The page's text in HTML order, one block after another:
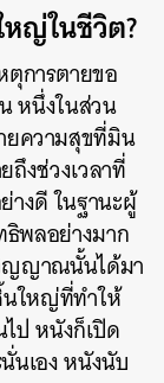
ญ่ในชีวิต?
การตายขอ
หนึ่งในส่วน
ความสุขที่มิน
งช่วงเวลาที่
างดี ในฐานะผู้
พลอย่างมาก
ญญาณนั้นได้มา
นใหญ่ที่ทำให้
ป หนังก็เปิด
นเอง หนังนับ